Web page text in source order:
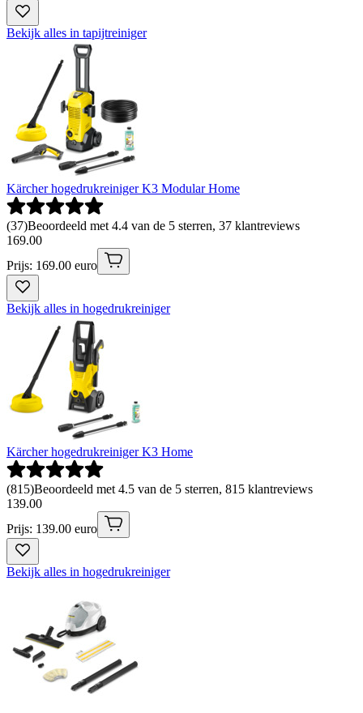
Bekijk alles in tapijtreiniger
Kärcher hogedrukreiniger K3 Modular Home
(37)Beoordeeld met 4.4 van de 5 sterren, 37 klantreviews
169.00
Prijs: 169.00 euro
Bekijk alles in hogedrukreiniger
Kärcher hogedrukreiniger K3 Home
(815)Beoordeeld met 4.5 van de 5 sterren, 815 klantreviews
139.00
Prijs: 139.00 euro
Bekijk alles in hogedrukreiniger